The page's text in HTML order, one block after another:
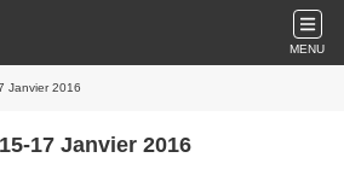
MENU
Janvier 2016
17 Janvier 2016